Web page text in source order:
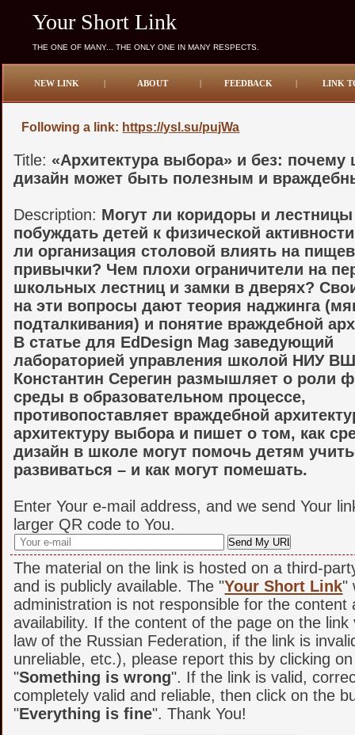
Your Short Link
THE ONE OF MANY... THE ONLY ONE IN MANY RESPECTS.
NEW LINK | ABOUT | FEEDBACK | LINK
Following a link: https://ysl.su/pujWa
Title: «Архитектура выбора» и без:
дизайн может быть полезным и
Description: Могут ли коридоры и лестницы
побуждать детей к физической
ли организация столовой влиять на
привычки? Чем плохи ограничители на
школьных лестниц и замки в дверях?
на эти вопросы дают теория наджинга
подталкивания) и понятие враждебной
В статье для EdDesign Mag заведующий
лабораторией управления школой НИУ
Константин Серегин размышляет о роли
среды в образовательном процессе,
противопоставляет враждебной
архитектуру выбора и пишет о том, как
дизайн в школе могут помочь детям
развиваться – и как могут помешать.
Enter Your e-mail address, and we send Your
larger QR code to You.
The material on the link is hosted on a third-
and is publicly available. The "Your Short Link"
administration is not responsible for the content
availability. If the content of the page on the link
law of the Russian Federation, if the link is
unreliable, etc.), please report this by clicking
"Something is wrong". If the link is valid,
completely valid and reliable, then click on the
"Everything is fine". Thank You!